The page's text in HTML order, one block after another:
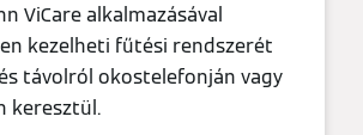
ViCare alkalmazásával
kezelheti fűtési rendszerét
távolról okostelefonján vagy
keresztül.